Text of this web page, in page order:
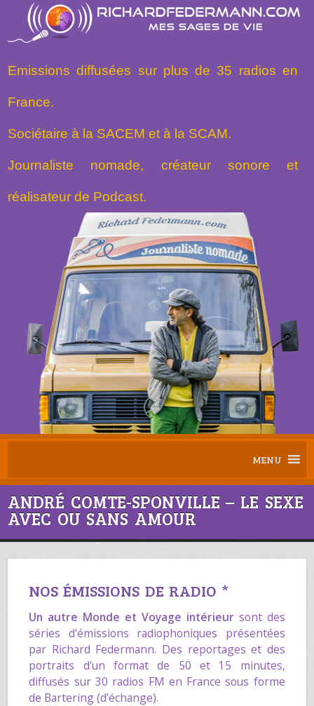
Emissions diffusées sur plus de 35 radios en
France.
Sociétaire à la SACEM et à la SCAM.
Journaliste nomade, créateur sonore et
réalisateur de Podcast.
MENU
ANDRÉ COMTE-SPONVILLE – LE SEXE
AVEC OU SANS AMOUR
NOS ÉMISSIONS DE RADIO *
Un autre Monde et Voyage intérieursont des
séries d'émissions radiophoniques présentées
par Richard Federmann. Des reportages et des
portraits d'un format de 50 et 15 minutes,
diffusés sur 30 radios FM en France sous forme
de Bartering (d’échange).